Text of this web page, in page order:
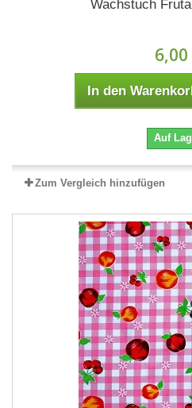
Wachstuch
6,00
In den
Auf
Zum Vergleich hinzufügen